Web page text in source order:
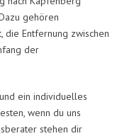
gehören
die Entfernung zwischen
der
ein individuelles
wenn du uns
stehen dir